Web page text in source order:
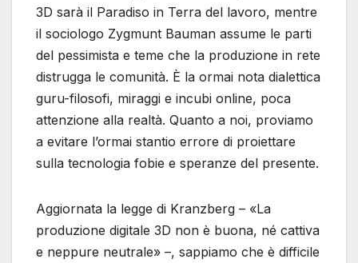
3D sarà il Paradiso in Terra del lavoro, mentre
il sociologo Zygmunt Bauman assume le parti
del pessimista e teme che la produzione in rete
distrugga le comunità. È la ormai nota dialettica
guru-filosofi, miraggi e incubi online, poca
attenzione alla realtà. Quanto a noi, proviamo
a evitare l’ormai stantio errore di proiettare
sulla tecnologia fobie e speranze del presente.
Aggiornata la legge di Kranzberg – «La
produzione digitale 3D non è buona, né cattiva
e neppure neutrale» –, sappiamo che è difficile